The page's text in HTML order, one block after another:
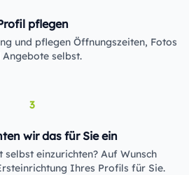
pflegen
und pflegen Öffnungszeiten, Fotos
Angebote selbst.
3
wir das für Sie ein
selbst einzurichten? Auf Wunsch
Ihres Profils für Sie.